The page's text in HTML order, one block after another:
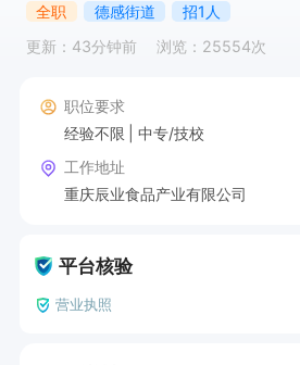
全职 德感街道
招1人
更新：43分钟前
浏览：25554次
职位要求
经验不限
中专/技校
工作地址
重庆辰业食品产业有限公司
平台核验
营业执照